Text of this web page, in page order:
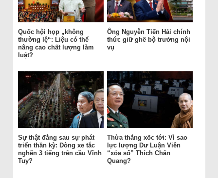
Quốc hội họp „không
thường lệ“: Liệu có thể
nâng cao chất lượng làm
luật?
Ông Nguyễn Tiến Hải chính
thức giữ ghế bộ trưởng nội
vụ
Sự thật đằng sau sự phát
triển thần kỳ: Dòng xe tắc
nghẽn 3 tiếng trên cầu Vĩnh
Tuy?
Thừa thắng xốc tới: Vì sao
lực lượng Dư Luận Viên
“xóa sổ” Thích Chân
Quang?